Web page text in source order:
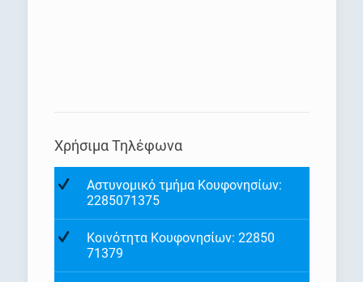
Χρήσιμα Τηλέφωνα
Αστυνομικό τμήμα Κουφονησίων:
2285071375
Κοινότητα Κουφονησίων: 22850
71379